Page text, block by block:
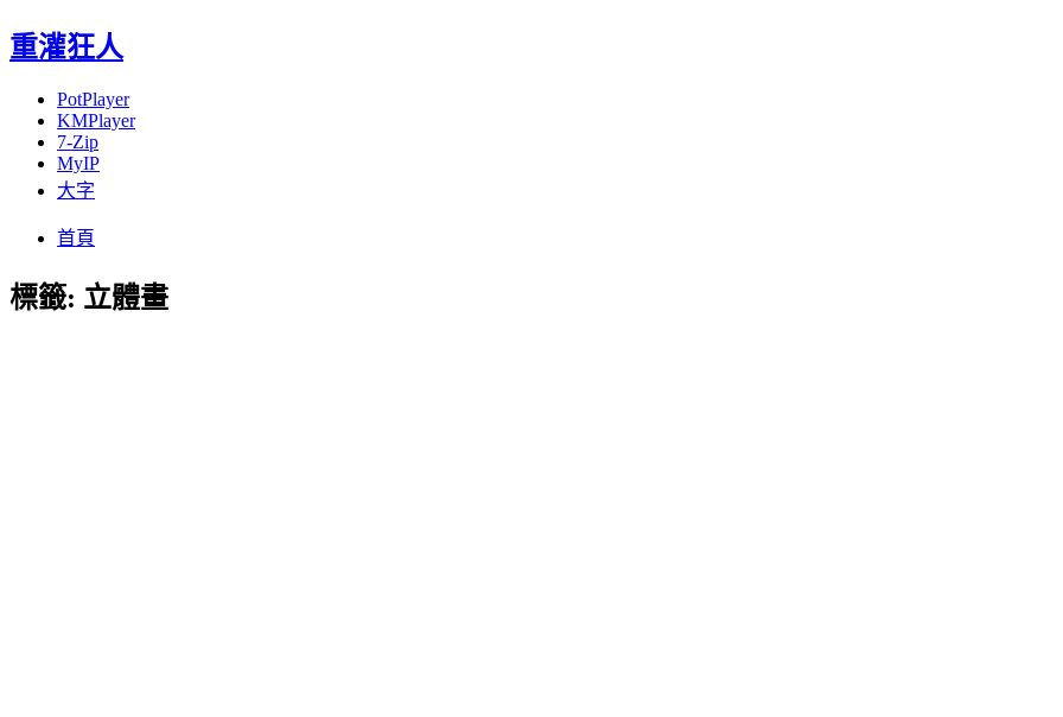
重灌狂人
PotPlayer
KMPlayer
7-Zip
MyIP
大字
首頁
標籤: 立體畫